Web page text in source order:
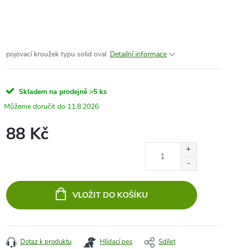
pojovací kroužek typu solid oval. Detailní informace
Skladem na prodejně >5 ks
11.8.2026
88 Kč
VLOŽIT DO KOŠÍKU
Dotaz k produktu Hlídací pes Sdílet